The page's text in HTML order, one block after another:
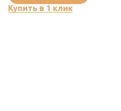
Купить в 1 клик